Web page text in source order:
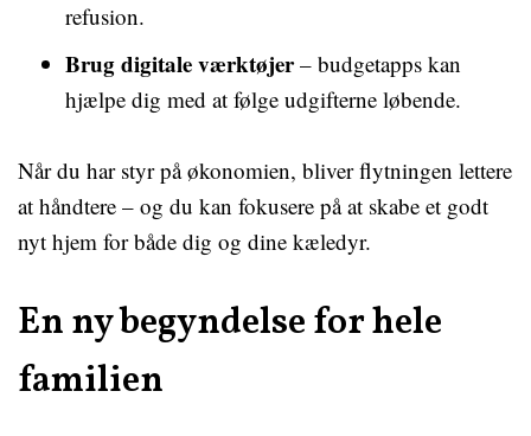
refusion.
Brug digitale værktøjer– budgetapps kan
hjælpe dig med at følge udgifterne løbende.
Når du har styr på økonomien, bliver flytningen lettere
at håndtere – og du kan fokusere på at skabe et godt
nyt hjem for både dig og dine kæledyr.
En ny begyndelse for hele
familien